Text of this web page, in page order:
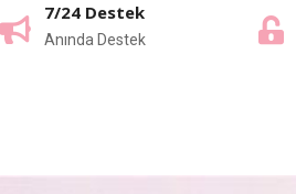
7/24 Destek
Anında Destek